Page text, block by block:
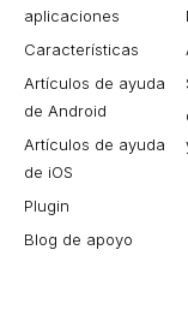
aplicaciones
Características
Artículos de ayuda
de Android
Artículos de ayuda
de iOS
Plugin
Blog de apoyo